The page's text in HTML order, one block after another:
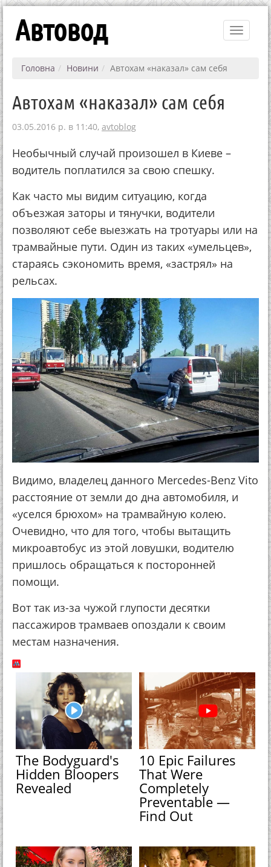
Toggle
Автовод
Головна Новини Автохам «наказал» сам себя
Автохам «наказал» сам себя
03.05.2016 р. в 11:40, avtoblog
Необычный случай произошел в Киеве –
водитель поплатился за свою спешку.
Как часто мы видим ситуацию, когда
объезжая заторы и тянучки, водители
позволяют себе выезжать на тротуары или на
трамвайные пути. Один из таких «умельцев»,
стараясь сэкономить время, «застрял» на
рельсах.
Видимо, владелец данного Mercedes-Benz Vito
расстояние от земли до дна автомобиля, и
«уселся брюхом» на трамвайную колею.
Очевидно, что для того, чтобы вытащить
микроавтобус из этой ловушки, водителю
пришлось обращаться к посторонней
помощи.
Вот так из-за чужой глупости десятки
пассажиров трамваев опоздали к своим
местам назначения.
The Bodyguard's
Hidden Bloopers
Revealed
10 Epic Failures
That Were
Completely
Preventable —
Find Out